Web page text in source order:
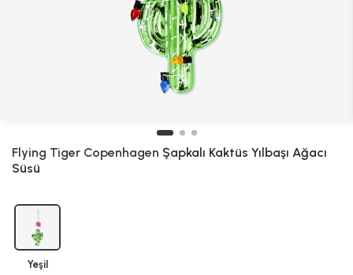
Flying Tiger Copenhagen Şapkalı Kaktüs Yılbaşı Ağacı
Süsü
Yeşil